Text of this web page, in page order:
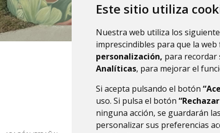
Este sitio utiliza
Nuestra web utiliza los
imprescindibles para que la
personalización, para recordar
Analíticas, para mejorar el
Si acepta pulsando el botón
uso. Si pulsa el botón
ninguna acción, se guardarán
personalizar sus preferencias